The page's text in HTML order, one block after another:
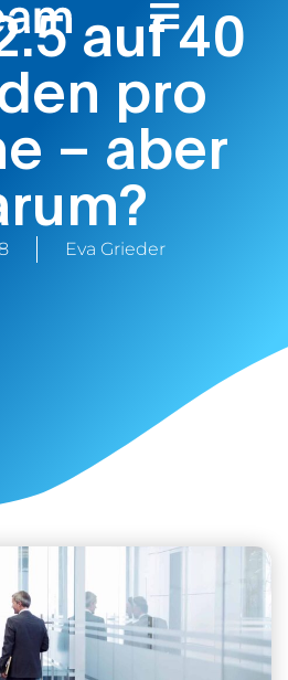
auf 40
pro
– aber
Eva Grieder